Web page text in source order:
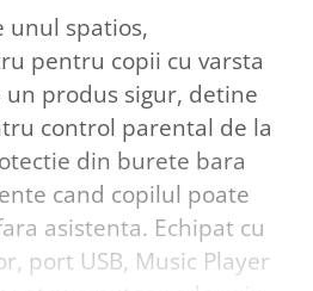
unul spatios,
pentru copii cu varsta
un produs sigur, detine
control parental de la
din burete bara
cand copilul poate
asistenta. Echipat cu
port USB, Music Player